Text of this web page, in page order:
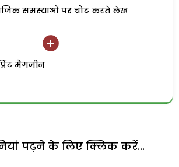
समस्याओं पर चोट करते लेख
मैगजीन
पढ़ने के लिए क्लिक करें...